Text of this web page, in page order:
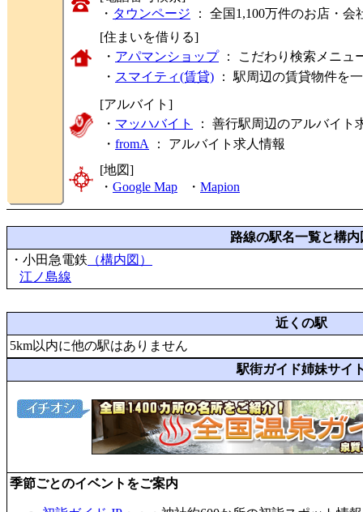
・ タウンページ ： 全国1,100万件のお店・
[住まいを借りる]
・ アパマンショップ： こだわり検索メニュ
・ スマイティ(賃貸) ： 駅周辺の賃貸物件を
[アルバイト]
・ マッハバイト
： 善行駅周辺のアルバイト
・ fromA ： アルバイト求人情報
[地図]
・ Google Map ・ Mapion
路線の駅名一覧と構内
・小田急電鉄 （構内図）
江ノ島線
近くの駅
5km以内に他の駅はありません
駅街ガイド姉妹サイ
季節ごとのイベントをご案内